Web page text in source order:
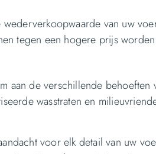
van uw
tegen een hogere prijs
aan de verschillende behoeften
wasstraten en
voor elk detail van uw